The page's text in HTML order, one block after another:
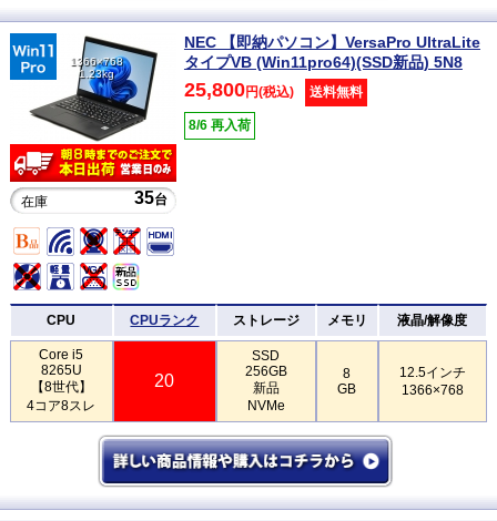
1366×768
1.23kg
在庫 35台
NEC 【即納パソコン】VersaPro UltraLite
タイプVB (Win11pro64)(SSD新品) 5N8
25,800円(税込) 送料無料
8/6 再入荷
CPU CPUランク ストレージ メモリ 液晶/解像度
Core i5
8265U
【8世代】
4コア8スレ
20
SSD
256GB
新品
NVMe
8
GB
12.5インチ
1366×768